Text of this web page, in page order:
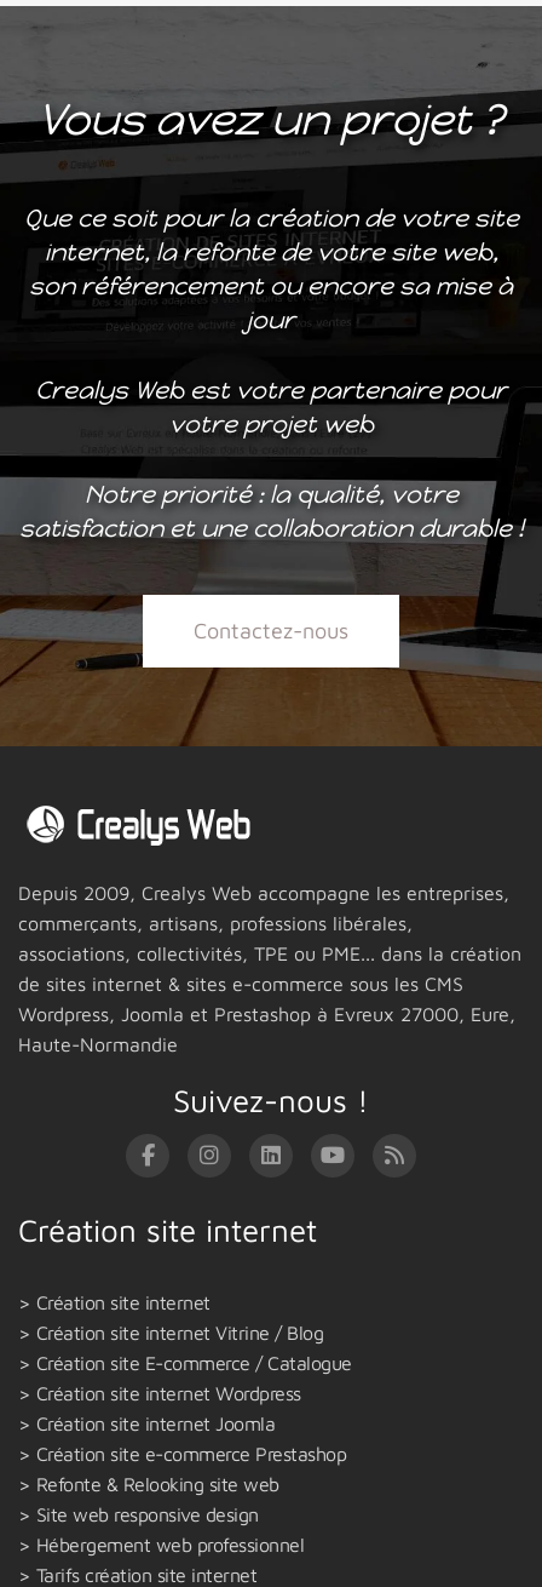
Vous avez un projet ?
Que ce soit pour la création de votre site
internet, la refonte de votre site web,
son référencement ou encore sa mise à
jour
Crealys Web est votre partenaire pour
votre projet web
Notre priorité : la qualité, votre
satisfaction et une collaboration durable !
Contactez-nous
Depuis 2009, Crealys Web accompagne les entreprises,
commerçants, artisans, professions libérales,
associations, collectivités, TPE ou PME... dans la création
de sites internet & sites e-commerce sous les CMS
Wordpress, Joomla et Prestashop à Evreux 27000, Eure,
Haute-Normandie
Suivez-nous !
Création site internet
Création site internet
Création site internet Vitrine / Blog
Création site E-commerce / Catalogue
Création site internet Wordpress
Création site internet Joomla
Création site e-commerce Prestashop
Refonte & Relooking site web
Site web responsive design
Hébergement web professionnel
Tarifs création site internet